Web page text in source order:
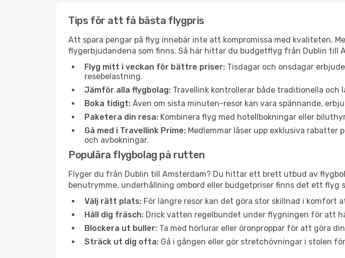
Tips för att få bästa flygpris
Att spara pengar på flyg innebär inte att kompromissa med kvaliteten.
flygerbjudandena som finns. Så här hittar du budgetflyg från Dublin till
Flyg mitt i veckan för bättre priser: Tisdagar och onsdagar
resebelastning.
Jämför alla flygbolag: Travellink kontrollerar både traditionella
Boka tidigt: Även om sista minuten-resor kan vara spännande,
Paketera din resa: Kombinera flyg med hotellbokningar eller
Gå med i Travellink Prime: Medlemmar låser upp exklusiva
och avbokningar.
Populära flygbolag på rutten
Flyger du från Dublin till Amsterdam? Du hittar ett brett utbud av
benutrymme, underhållning ombord eller budgetpriser finns det ett flyg
Välj rätt plats: För längre resor kan det göra stor skillnad i komfort
Håll dig fräsch: Drick vatten regelbundet under flygningen för att
Blockera ut buller: Ta med hörlurar eller öronproppar för att göra
Sträck ut dig ofta: Gå i gången eller gör stretchövningar i stolen